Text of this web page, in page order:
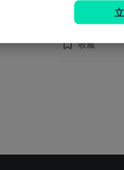
财务状况或其
收藏